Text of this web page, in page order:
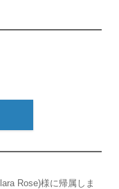
Rose)様に帰属しま